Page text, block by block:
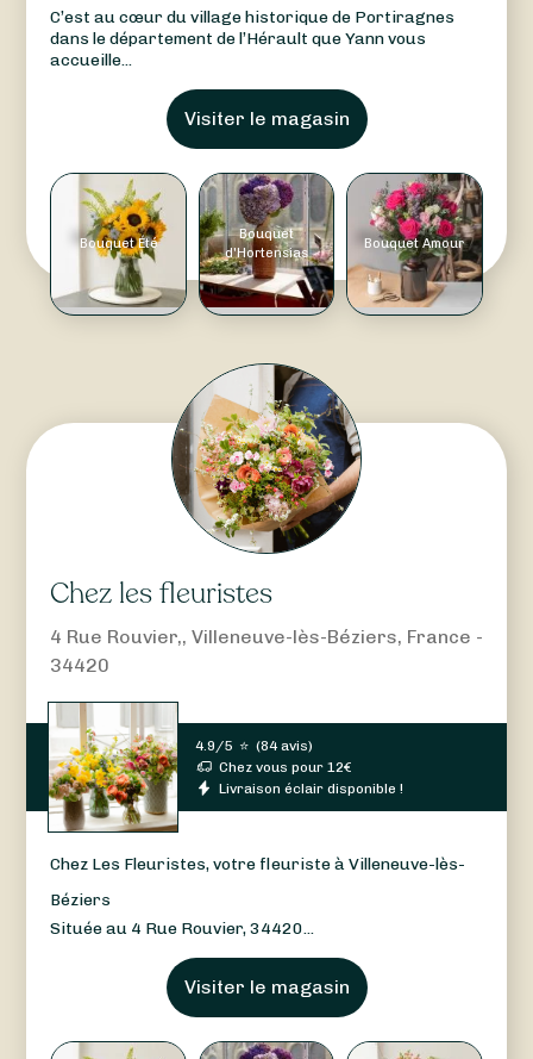
C’est au cœur du village historique de Portiragnes
dans le département de l’Hérault que Yann vous
accueille...
Visiter le magasin
Bouquet Été
Bouquet
d'Hortensias
Bouquet Amour
Chez les fleuristes
4 Rue Rouvier,, Villeneuve-lès-Béziers, France -
34420
4.9/5 ⭐ (84 avis)
Chez vous pour12€
Livraison éclair disponible !
Chez Les Fleuristes, votre fleuriste à Villeneuve-lès-
Béziers
Située au 4 Rue Rouvier, 34420...
Visiter le magasin